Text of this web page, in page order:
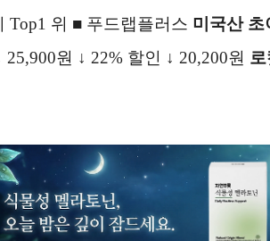
Top1 위 ■ 푸드랩플러스 미국산 초
원 ↓ 22% 할인 ↓ 20,200원 로